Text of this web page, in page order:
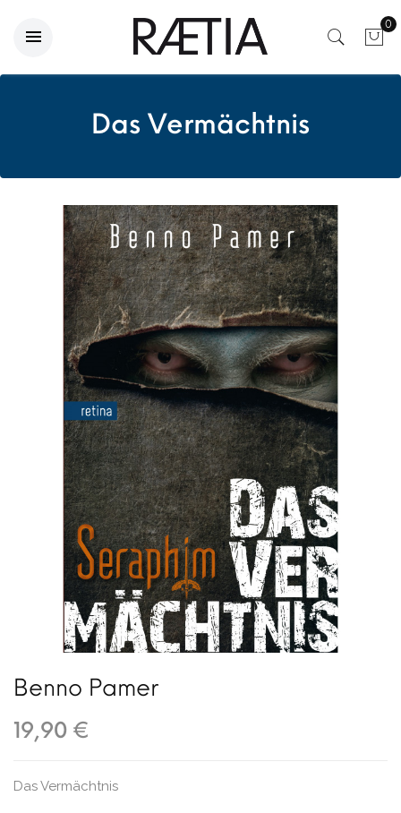
0
Das Vermächtnis
Benno Pamer
19,90 €
Das Vermächtnis